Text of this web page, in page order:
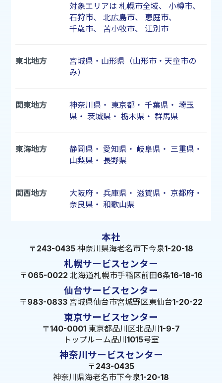
対象エリアは 札幌市全域、 小樽市、
石狩市、 北広島市、 恵庭市、
千歳市、 苫小牧市、 江別市
東北地方
宮城県・山形県（山形市・天童市の
み）
関東地方 神奈川県 ・ 東京都・ 千葉県 ・ 埼玉
県 ・ 茨城県 ・ 栃木県 ・ 群馬県
東海地方 静岡県 ・ 愛知県 ・ 岐阜県 ・ 三重県 ・
山梨県 ・ 長野県
関西地方 大阪府 ・ 兵庫県 ・ 滋賀県 ・ 京都府 ・
奈良県 ・ 和歌山県
本社
〒243-0435 神奈川県海老名市下今泉1-20-18
札幌サービスセンター
〒065-0022 北海道札幌市手稲区前田6条16-18-16
仙台サービスセンター
〒983-0833 宮城県仙台市宮城野区東仙台1-20-22
東京サービスセンター
〒140-0001 東京都品川区北品川1-9-7
トップルーム品川1015号室
神奈川サービスセンター
〒243-0435
神奈川県海老名市下今泉1-20-18